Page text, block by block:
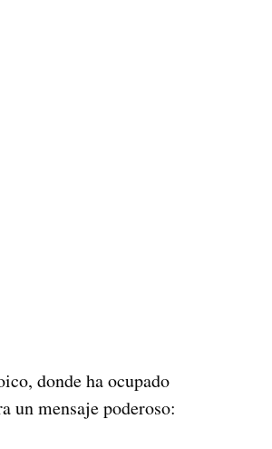
donde ha ocupado
un mensaje poderoso: